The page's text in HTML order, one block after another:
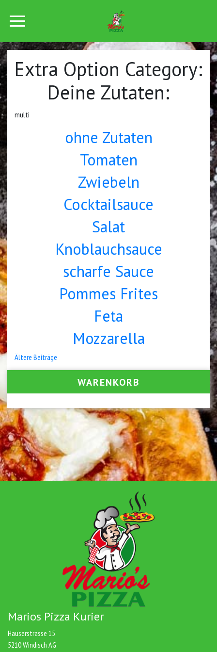
Extra Option Category:
Deine Zutaten:
multi
ohne Zutaten
Tomaten
Zwiebeln
Cocktailsauce
Salat
Knoblauchsauce
scharfe Sauce
Pommes Frites
Feta
Mozzarella
Beitrags-
Navigation
Ältere Beiträge
WARENKORB
Marios Pizza Kurier
Hauserstrasse 15
5210 Windisch AG